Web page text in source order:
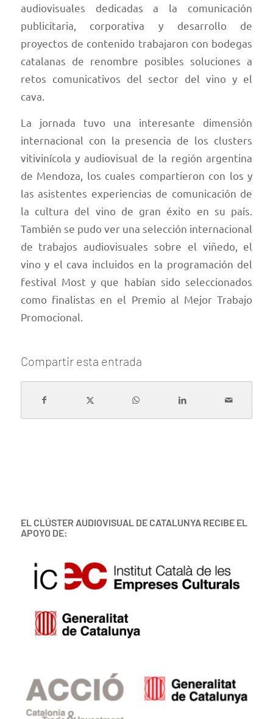
audiovisuales dedicadas a la comunicación
publicitaria, corporativa y desarrollo de
proyectos de contenido trabajaron con bodegas
catalanas de renombre posibles soluciones a
retos comunicativos del sector del vino y el
cava.
La jornada tuvo una interesante dimensión
internacional con la presencia de los clusters
vitivinícola y audiovisual de la región argentina
de Mendoza, los cuales compartieron con los y
las asistentes experiencias de comunicación de
la cultura del vino de gran éxito en su país.
También se pudo ver una selección internacional
de trabajos audiovisuales sobre el viñedo, el
vino y el cava incluidos en la programación del
festival Most y que habían sido seleccionados
como finalistas en el Premio al Mejor Trabajo
Promocional.
Compartir esta entrada
EL CLÚSTER AUDIOVISUAL DE CATALUNYA RECIBE EL
APOYO DE: